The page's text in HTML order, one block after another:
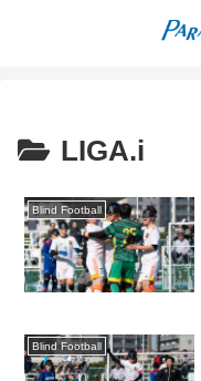
LIGA.i
Blind Football
Blind Football